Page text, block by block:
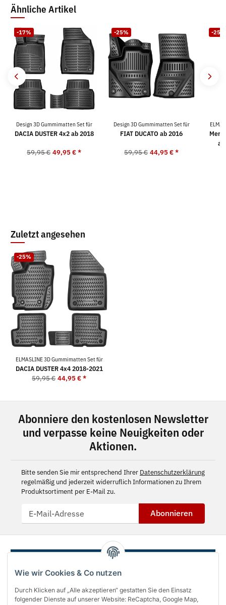
Wie wir Cookies & Co nutzen
Durch Klicken auf „Alle akzeptieren“ gestatten Sie den Einsatz
folgender Dienste auf unserer Website: ReCaptcha, Google Map,
Ähnliche Artikel
-17%
Design 3D Gummimatten Set für
DACIA DUSTER 4x2 ab 2018
59,95 € 49,95 €*
-25%
Design 3D Gummimatten Set für
FIAT DUCATO ab 2016
59,95 € 44,95 €*
-25%
Zuletzt angesehen
-25%
ELMASLINE 3D Gummimatten Set für
DACIA DUSTER 4x4 2018-2021
59,95 € 44,95 €*
Abonniere den kostenlosen Newsletter
und verpasse keine Neuigkeiten oder
Aktionen.
Bitte senden Sie mir entsprechend Ihrer Datenschutzerklärung
regelmäßig und jederzeit widerruflich Informationen zu Ihrem
Produktsortiment per E-Mail zu.
Abonnieren